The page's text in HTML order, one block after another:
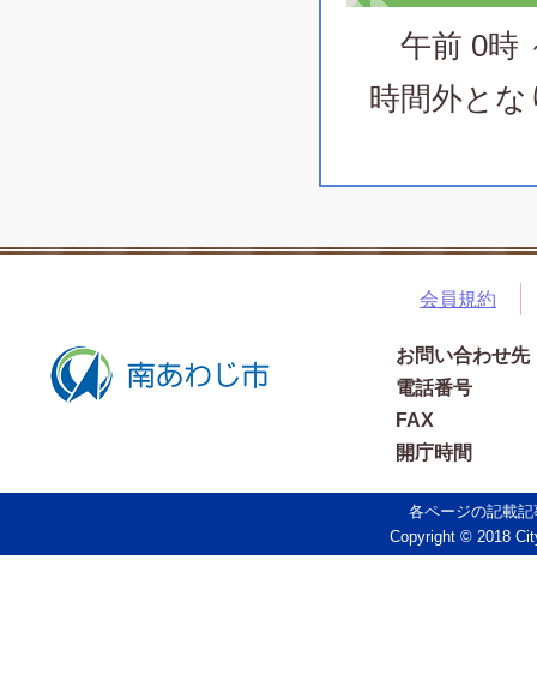
午前 0時
時間外と
会員規約
お問い合わせ先
電話番号
FAX
開庁時間
各ページの記載
Copyright © 2018